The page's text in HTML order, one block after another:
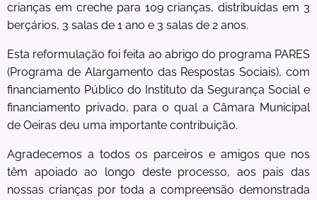
crianças em creche para 109 crianças, distribuídas em 3
berçários, 3 salas de 1 ano e 3 salas de 2 anos.
Esta reformulação foi feita ao abrigo do programa PARES
(Programa de Alargamento das Respostas Sociais), com
financiamento Público do Instituto da Segurança Social e
financiamento privado, para o qual a Câmara Municipal
de Oeiras deu uma importante contribuição.
Agradecemos a todos os parceiros e amigos que nos
têm apoiado ao longo deste processo, aos pais das
nossas crianças por toda a compreensão demonstrada